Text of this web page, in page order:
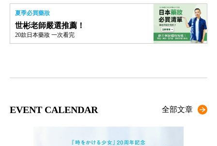
夏季必買藥妝
世彬老師嚴選推薦！
20款日本藥妝 一次看完
EVENT CALENDAR 全部文章